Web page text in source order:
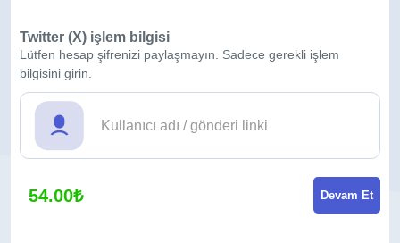
Twitter (X) işlem bilgisi
Lütfen hesap şifrenizi paylaşmayın. Sadece gerekli işlem
bilgisini girin.
54.00₺ Devam Et